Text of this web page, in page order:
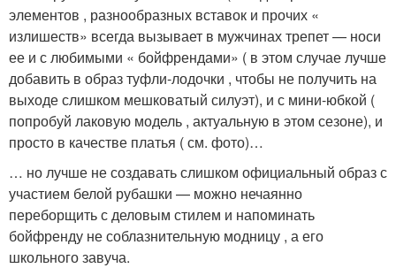
элементов , разнообразных вставок и прочих «
излишеств» всегда вызывает в мужчинах трепет — носи
ее и с любимыми « бойфрендами» ( в этом случае лучше
добавить в образ туфли-лодочки , чтобы не получить на
выходе слишком мешковатый силуэт), и с мини-юбкой (
попробуй лаковую модель , актуальную в этом сезоне), и
просто в качестве платья ( см. фото)…
… но лучше не создавать слишком официальный образ с
участием белой рубашки — можно нечаянно
переборщить с деловым стилем и напоминать
бойфренду не соблазнительную модницу , а его
школьного завуча.